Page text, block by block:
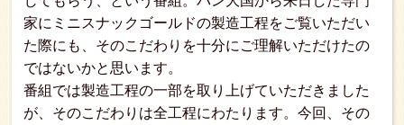
家にミニスナックゴールドの製造工程をご覧いただい
た際にも、そのこだわりを十分にご理解いただけたの
ではないかと思います。
番組では製造工程の一部を取り上げていただきました
が、そのこだわりは全工程にわたります。今回、その